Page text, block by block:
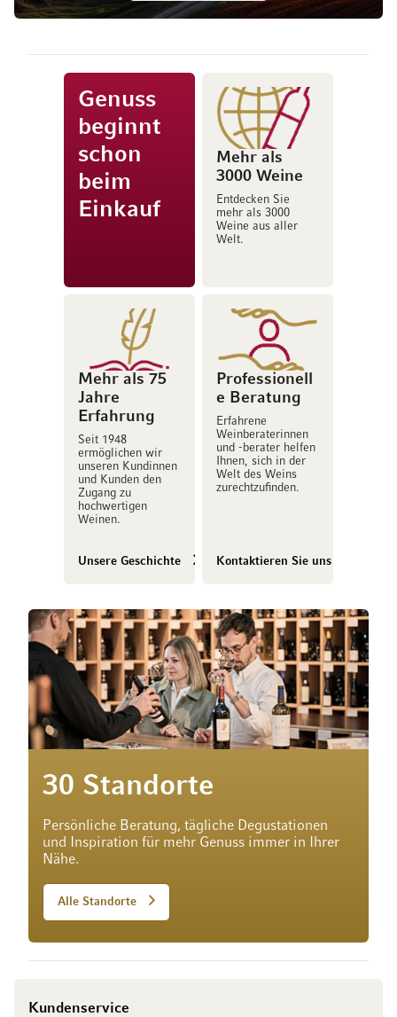
Genuss
beginnt
schon
beim
Einkauf
Mehr als
3000 Weine
Entdecken Sie
mehr als 3000
Weine aus aller
Welt.
Mehr als 75
Jahre
Erfahrung
Seit 1948
ermöglichen wir
unseren Kundinnen
und Kunden den
Zugang zu
hochwertigen
Weinen.
Unsere Geschichte
Professionell
e Beratung
Erfahrene
Weinberaterinnen
und -berater helfen
Ihnen, sich in der
Welt des Weins
zurechtzufinden.
Kontaktieren Sie uns
30 Standorte
Persönliche Beratung, tägliche Degustationen
und Inspiration für mehr Genuss immer in Ihrer
Nähe.
Alle Standorte
Kundenservice